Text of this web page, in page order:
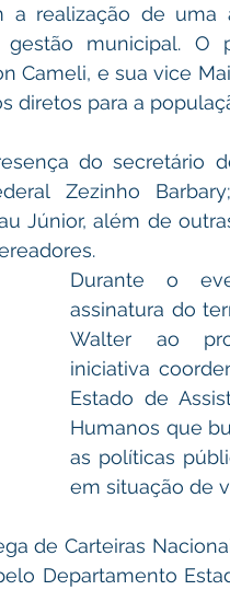
a realização de uma
municipal. O
Cameli, e sua vice
diretos para a
do secretário
Zezinho
Júnior, além de
Durante o
assinatura do
Walter ao
iniciativa
Estado de
Humanos que
as políticas
em situação de
de Carteiras
Departamento